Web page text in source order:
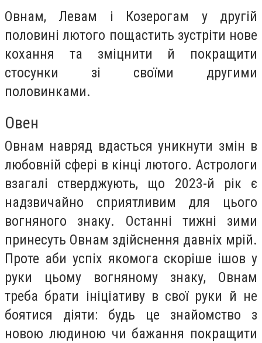
Овнам, Левам і Козерогам у другій
половині лютого пощастить зустріти нове
кохання та зміцнити й покращити
стосунки зі своїми другими
половинками.
Овен
Овнам навряд вдасться уникнути змін в
любовній сфері в кінці лютого. Астрологи
взагалі стверджують, що 2023-й рік є
надзвичайно сприятливим для цього
вогняного знаку. Останні тижні зими
принесуть Овнам здійснення давніх мрій.
Проте аби успіх якомога скоріше ішов у
руки цьому вогняному знаку, Овнам
треба брати ініціативу в свої руки й не
боятися діяти: будь це знайомство з
новою людиною чи бажання покращити